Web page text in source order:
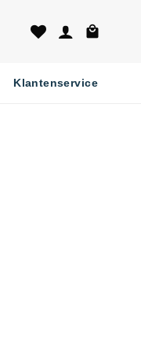
Klantenservice